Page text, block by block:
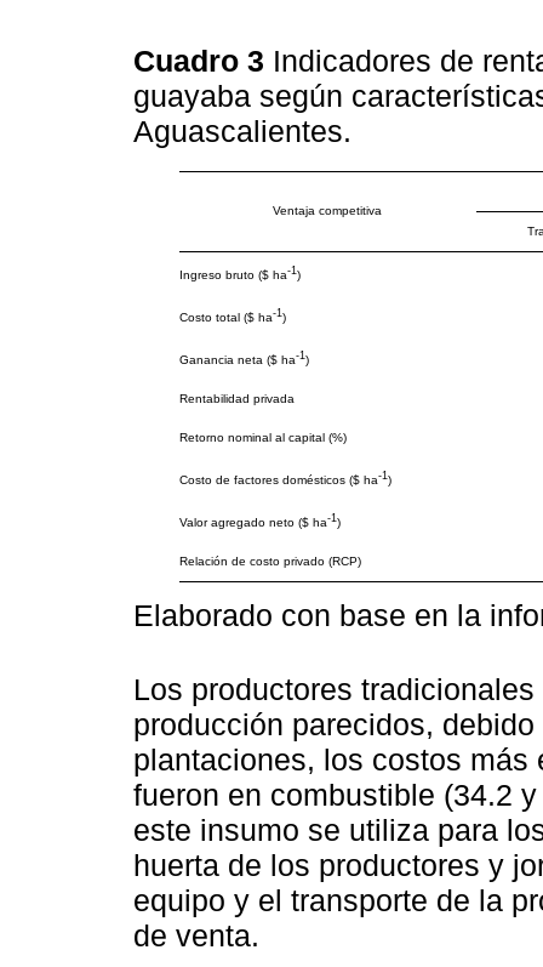
Cuadro 3 Indicadores de
guayaba según
Aguascalientes.
Ventaja competitiva
Ingreso bruto ($ ha-1)
Costo total ($ ha-1)
Ganancia neta ($ ha-1)
Rentabilidad privada
Retorno nominal al capital (%)
Costo de factores domésticos ($ ha-1)
Valor agregado neto ($ ha-1)
Relación de costo privado (RCP)
Elaborado con base en la
Los productores
producción parecidos,
plantaciones, los costos
fueron en combustible (34.2
este insumo se utiliza para
huerta de los productores y
equipo y el transporte de la
de venta.